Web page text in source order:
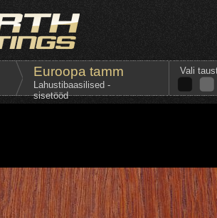
Euroopa tamm
Lahustibaasilised -
sisetööd
Vali